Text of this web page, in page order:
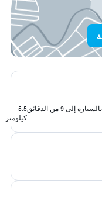
إلى 9 من الدقائق
5.5
كيلومتر